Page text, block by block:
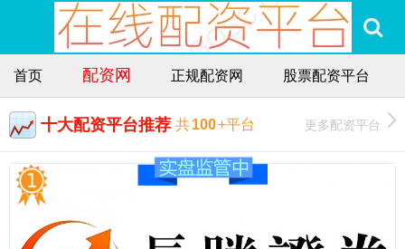
首页 配资网 正规配资网 股票配资平台
十大配资平台推荐 共100+平台 更多配资平台